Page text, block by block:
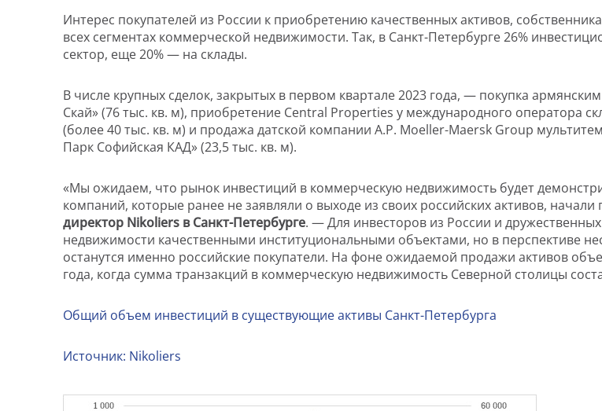
Интерес покупателей из России к приобретению качественных активов,
всех сегментах коммерческой недвижимости. Так, в Санкт-Петербурге 26%
сектор, еще 20% — на склады.
В числе крупных сделок, закрытых в первом квартале 2023 года, — покупка
Скай» (76 тыс. кв. м), приобретение Central Properties у международного оператора
(более 40 тыс. кв. м) и продажа датской компании A.P. Moeller-Maersk Group
Парк Софийская КАД» (23,5 тыс. кв. м).
«Мы ожидаем, что рынок инвестиций в коммерческую недвижимость будет
компаний, которые ранее не заявляли о выходе из своих российских активов,
директор Nikoliers в Санкт-Петербурге. — Для инвесторов из России и
недвижимости качественными институциональными объектами, но в перспективе
останутся именно российские покупатели. На фоне ожидаемой продажи активов
года, когда сумма транзакций в коммерческую недвижимость Северной столицы
Общий объем инвестиций в существующие активы Санкт-Петербурга
Источник: Nikoliers